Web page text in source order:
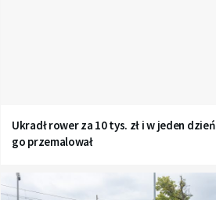
Ukradł rower za 10 tys. zł i w jeden dzień
go przemalował